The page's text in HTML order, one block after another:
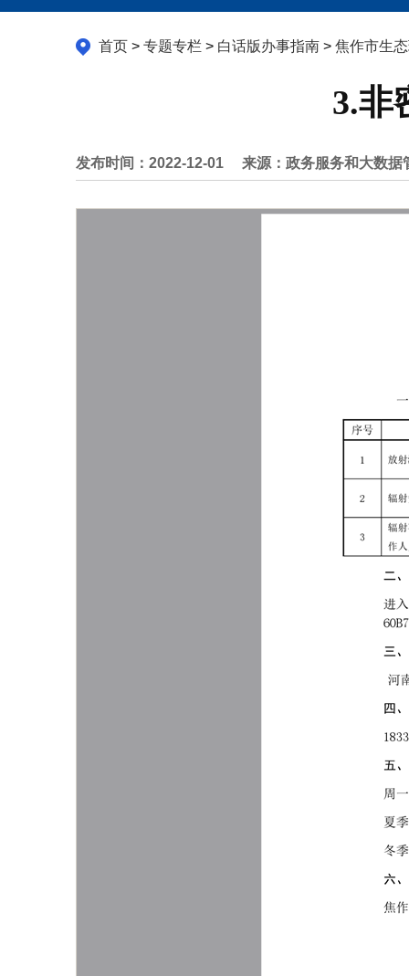
首页> 专题专栏 > 白话版办事指南> 焦作市生
3.非
发布时间：2022-12-01 来源：政务服务和大数据